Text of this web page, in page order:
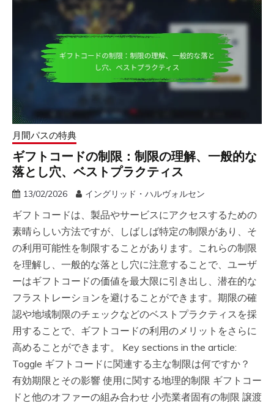
月間パスの特典
ギフトコードの制限：制限の理解、一般的な
落とし穴、ベストプラクティス
13/02/2026 イングリッド・ハルヴォルセン
ギフトコードは、製品やサービスにアクセスするための
素晴らしい方法ですが、しばしば特定の制限があり、そ
の利用可能性を制限することがあります。これらの制限
を理解し、一般的な落とし穴に注意することで、ユーザ
ーはギフトコードの価値を最大限に引き出し、潜在的な
フラストレーションを避けることができます。期限の確
認や地域制限のチェックなどのベストプラクティスを採
用することで、ギフトコードの利用のメリットをさらに
高めることができます。 Key sections in the article:
Toggle ギフトコードに関連する主な制限は何ですか？
有効期限とその影響 使用に関する地理的制限 ギフトコー
ドと他のオファーの組み合わせ 小売業者固有の制限 譲渡